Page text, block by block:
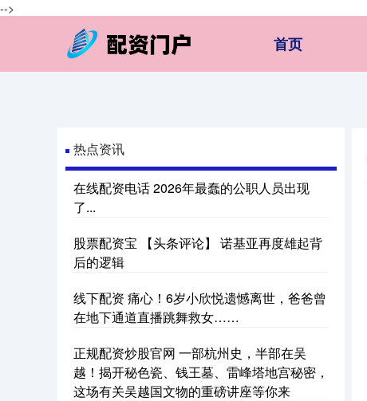
-->
首页
热点资讯
在线配资电话 2026年最蠢的公职人员出现
了...
股票配资宝 【头条评论】 诺基亚再度雄起背
后的逻辑
线下配资 痛心！6岁小欣悦遗憾离世，爸爸曾
在地下通道直播跳舞救女……
正规配资炒股官网 一部杭州史，半部在吴
越！揭开秘色瓷、钱王墓、雷峰塔地宫秘密，
这场有关吴越国文物的重磅讲座等你来